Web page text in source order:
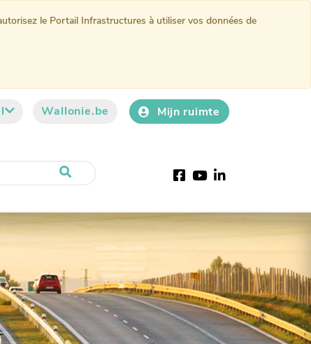
Wallonie.be Mijn ruimte
Facebook
YouTube
LinkedIn
le Portail Infrastructures à utiliser vos données de